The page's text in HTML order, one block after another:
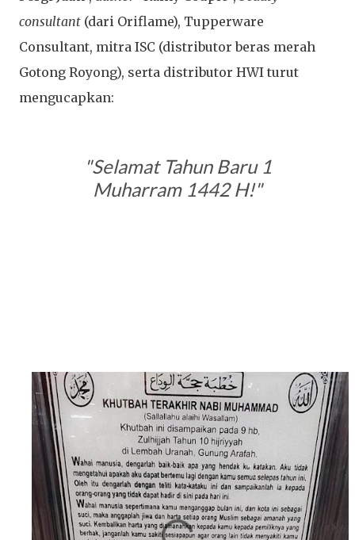
consultant (dari Oriflame), Tupperware
Consultant, mitra ISC (distributor beras merah
Gotong Royong), serta distributor HWI turut
mengucapkan:
"Selamat Tahun Baru 1
Muharram 1442 H!"